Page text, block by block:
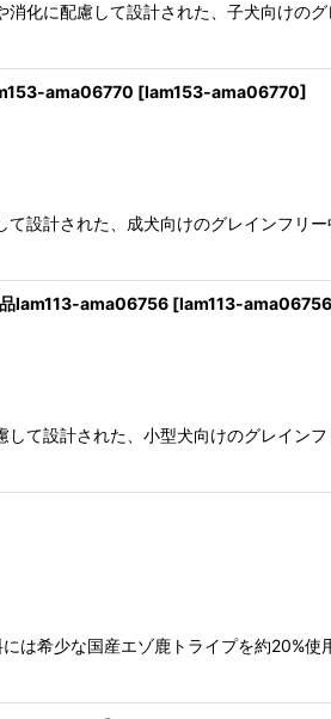
化に配慮して設計された、子犬向けの
ama06770 [lam153-ama06770]
設計された、成犬向けのグレインフリ
品lam113-ama06756 [lam113-ama06756
て設計された、小型犬向けのグレイン
は希少な国産エゾ鹿トライプを約20%使